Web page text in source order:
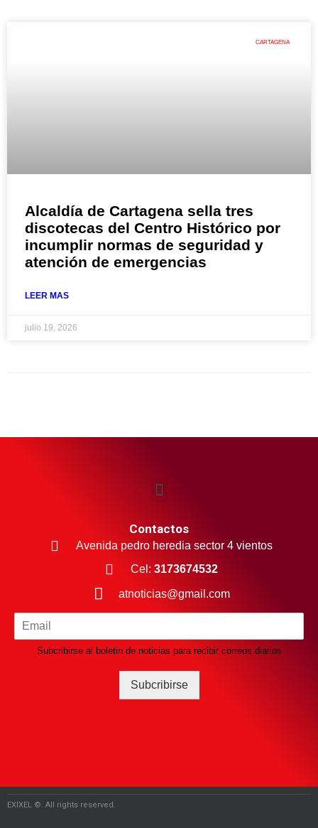
CARTAGENA
Alcaldía de Cartagena sella tres
discotecas del Centro Histórico por
incumplir normas de seguridad y
atención de emergencias
LEER MAS
julio 19, 2026
Contactos
Avenida pedro heredia sector 4 vientos
Cel: 3173674532
atnoticias@gmail.com
Subcribirse al boletin de noticias para recibir correos diarios
Subcribirse
EXIXEL ©. All rights reserved.